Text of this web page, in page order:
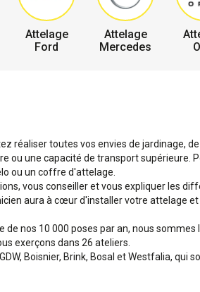
Attelage
Ford
Attelage
Mercedes
réaliser toutes vos envies de jardinage,
ou une capacité de transport supérieure.
ou un coffre d'attelage.
vous conseiller et vous expliquer les
aura à cœur d'installer votre attelage
nos 10 000 poses par an, nous
exerçons dans 26 ateliers.
Boisnier, Brink, Bosal et Westfalia,